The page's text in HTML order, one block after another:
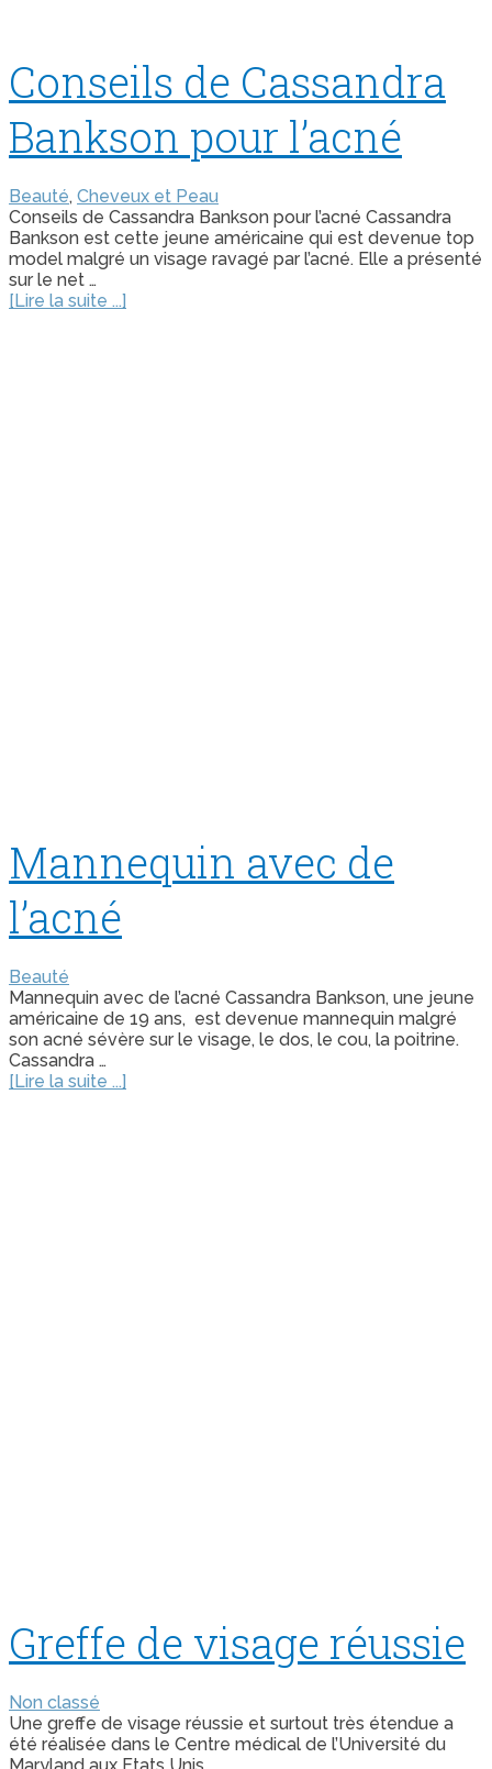
Conseils de Cassandra
Bankson pour l’acné
Beauté, Cheveux et Peau
Conseils de Cassandra Bankson pour l’acné Cassandra
Bankson est cette jeune américaine qui est devenue top
model malgré un visage ravagé par l’acné. Elle a présenté
sur le net …
[Lire la suite ...]
Mannequin avec de
l’acné
Beauté
Mannequin avec de l’acné Cassandra Bankson, une jeune
américaine de 19 ans, est devenue mannequin malgré
son acné sévère sur le visage, le dos, le cou, la poitrine.
Cassandra …
[Lire la suite ...]
Greffe de visage réussie
Non classé
Une greffe de visage réussie et surtout très étendue a
été réalisée dans le Centre médical de l’Université du
Maryland aux Etats Unis.